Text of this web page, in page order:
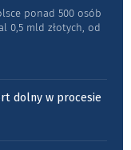
ponad 500 osób
0,5 mld złotych, od
dolny w procesie